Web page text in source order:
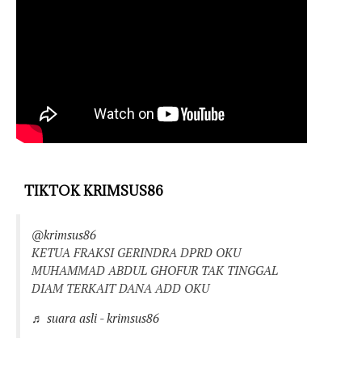
TIKTOK KRIMSUS86
@krimsus86
KETUA FRAKSI GERINDRA DPRD OKU
MUHAMMAD ABDUL GHOFUR TAK TINGGAL
DIAM TERKAIT DANA ADD OKU
♬ suara asli - krimsus86